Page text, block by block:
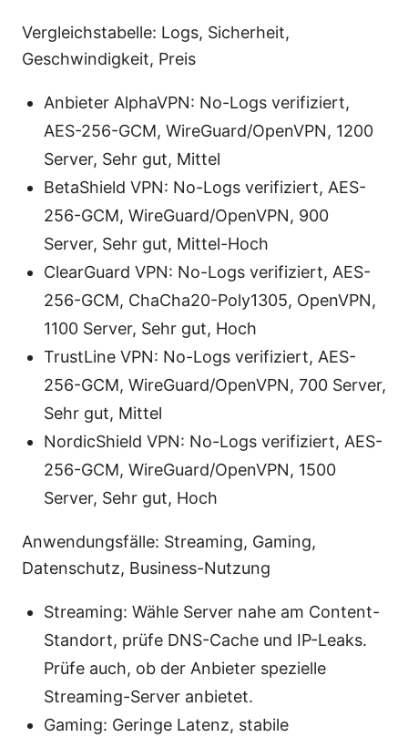
Vergleichstabelle: Logs, Sicherheit,
Geschwindigkeit, Preis
Anbieter AlphaVPN: No-Logs verifiziert,
AES-256-GCM, WireGuard/OpenVPN, 1200
Server, Sehr gut, Mittel
BetaShield VPN: No-Logs verifiziert, AES-
256-GCM, WireGuard/OpenVPN, 900
Server, Sehr gut, Mittel-Hoch
ClearGuard VPN: No-Logs verifiziert, AES-
256-GCM, ChaCha20-Poly1305, OpenVPN,
1100 Server, Sehr gut, Hoch
TrustLine VPN: No-Logs verifiziert, AES-
256-GCM, WireGuard/OpenVPN, 700 Server,
Sehr gut, Mittel
NordicShield VPN: No-Logs verifiziert, AES-
256-GCM, WireGuard/OpenVPN, 1500
Server, Sehr gut, Hoch
Anwendungsfälle: Streaming, Gaming,
Datenschutz, Business-Nutzung
Streaming: Wähle Server nahe am Content-
Standort, prüfe DNS-Cache und IP-Leaks.
Prüfe auch, ob der Anbieter spezielle
Streaming-Server anbietet.
Gaming: Geringe Latenz, stabile